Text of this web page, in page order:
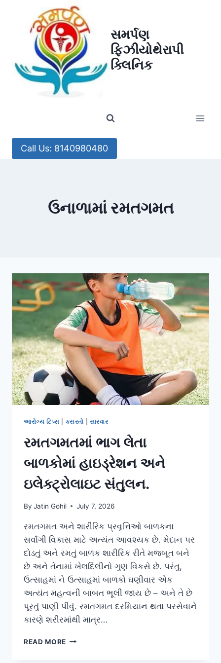
સમર્પણ
ફિઝીયોથેરાપી
ક્લિનિક
Call Us: 8140980480
ઉનાળામાં રમતગમત
આરોગ્ય ટિપ્સ કસરતો સારવાર
રમતગમતમાં ભાગ લેતા
બાળકોમાં હાઇડ્રેશન અને
ઇલેક્ટ્રોલાઇટ સંતુલન.
By Jatin Gohil July 7, 2026
રમતગમત અને શારીરિક પ્રવૃત્તિઓ બાળકના
સર્વાંગી વિકાસ માટે અત્યંત આવશ્યક છે. મેદાન પર
દોડતું અને રમતું બાળક શારીરિક રીતે મજબૂત બને
છે અને તેનામાં ખેલદિલીનો ગુણ વિકસે છે. પરંતુ,
ઉત્સાહમાં ને ઉત્સાહમાં બાળકો ઘણીવાર એક
અત્યંત મહત્વની બાબત ભૂલી જાય છે – અને તે છે
પૂરતું પાણી પીવું. રમતગમત દરમિયાન થતા પરસેવાને
કારણે શરીરમાંથી માત્ર…
READ MORE રમતગમતમાં